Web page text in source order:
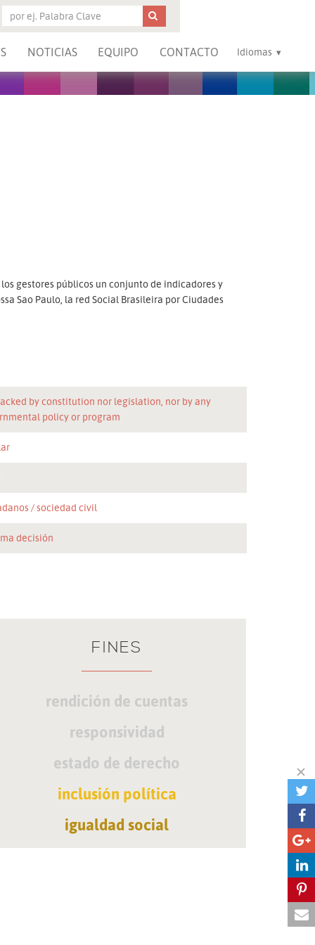
NOTICIAS EQUIPO CONTACTO Idiomas
gestores públicos un conjunto de indicadores y
Sao Paulo, la red Social Brasileira por Ciudades
by constitution nor legislation, nor by any
policy or program
sociedad civil
decisión
FINES
rendición de cuentas
responsividad
estado de derecho
inclusión política
igualdad social